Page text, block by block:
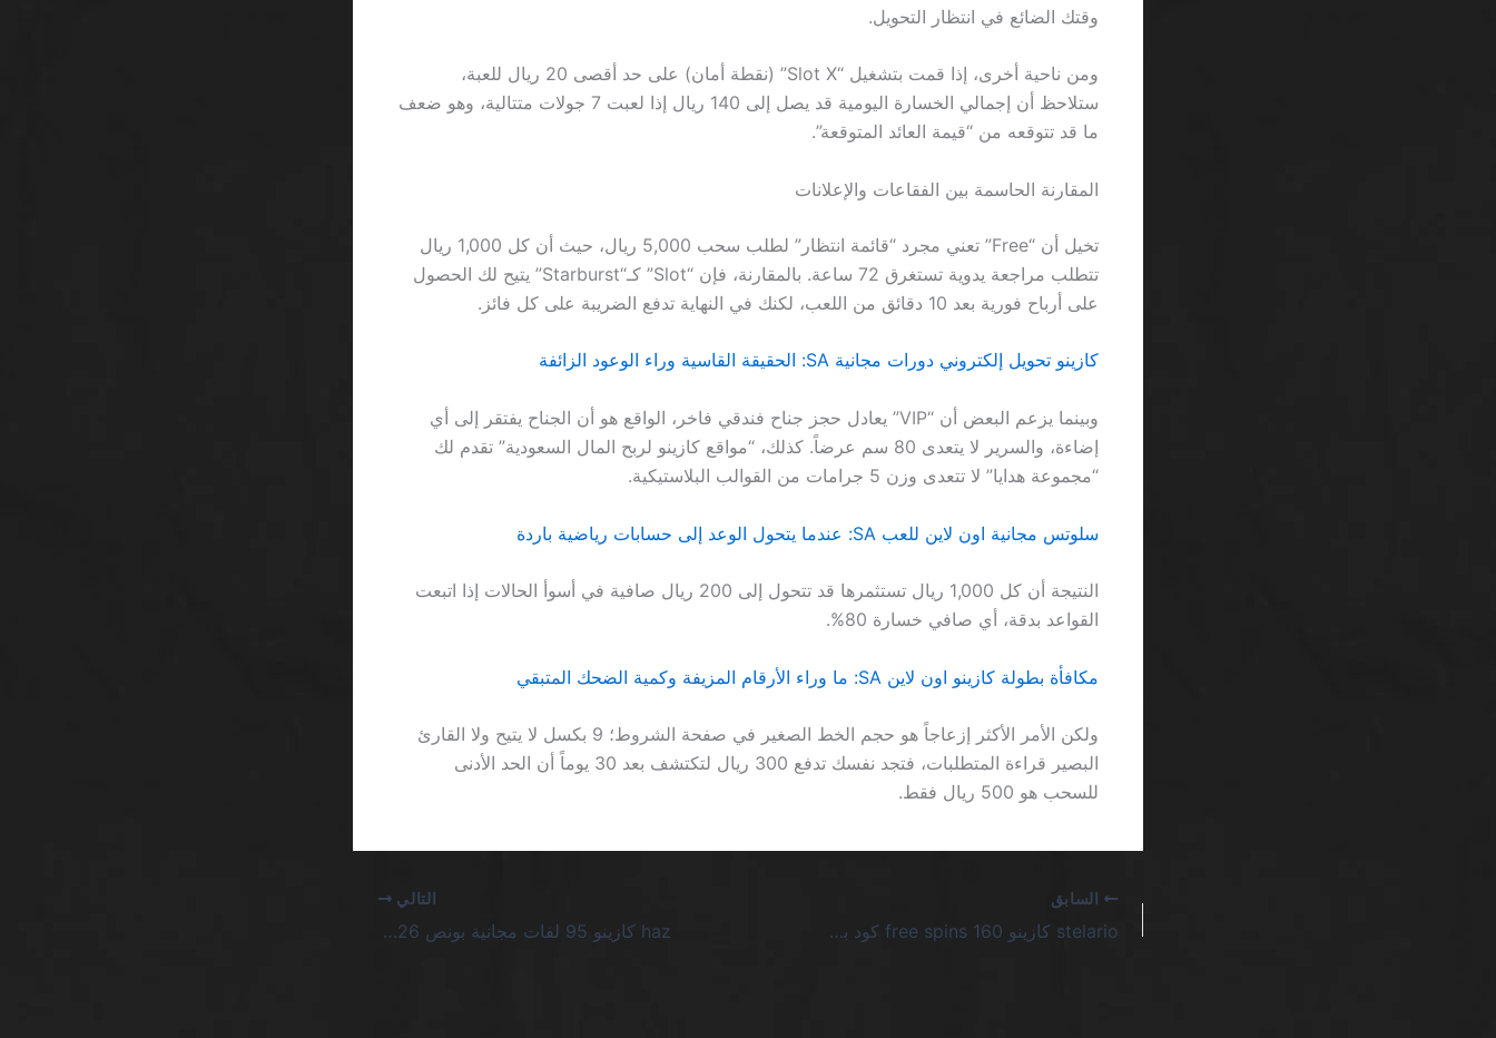
وقتك الضائع في انتظار التحويل.
ومن ناحية أخرى، إذا قمت بتشغيل “Slot X” (نقطة أمان) على حد أقصى 20 ريال للعبة،
ستلاحظ أن إجمالي الخسارة اليومية قد يصل إلى 140 ريال إذا لعبت 7 جولات متتالية، وهو ضعف
ما قد تتوقعه من “قيمة العائد المتوقعة”.
المقارنة الحاسمة بين الفقاعات والإعلانات
تخيل أن “Free” تعني مجرد “قائمة انتظار” لطلب سحب 5,000 ريال، حيث أن كل 1,000 ريال
تتطلب مراجعة يدوية تستغرق 72 ساعة. بالمقارنة، فإن “Slot” كـ“Starburst” يتيح لك الحصول
على أرباح فورية بعد 10 دقائق من اللعب، لكنك في النهاية تدفع الضريبة على كل فائز.
كازينو تحويل إلكتروني دورات مجانية SA: الحقيقة القاسية وراء الوعود الزائفة
وبينما يزعم البعض أن “VIP” يعادل حجز جناح فندقي فاخر، الواقع هو أن الجناح يفتقر إلى أي
إضاءة، والسرير لا يتعدى 80 سم عرضاً. كذلك، “مواقع كازينو لربح المال السعودية” تقدم لك
“مجموعة هدايا” لا تتعدى وزن 5 جرامات من القوالب البلاستيكية.
سلوتس مجانية اون لاين للعب SA: عندما يتحول الوعد إلى حسابات رياضية باردة
النتيجة أن كل 1,000 ريال تستثمرها قد تتحول إلى 200 ريال صافية في أسوأ الحالات إذا اتبعت
القواعد بدقة، أي صافي خسارة 80%.
مكافأة بطولة كازينو اون لاين SA: ما وراء الأرقام المزيفة وكمية الضحك المتبقي
ولكن الأمر الأكثر إزعاجاً هو حجم الخط الصغير في صفحة الشروط؛ 9 بكسل لا يتيح ولا القارئ
البصير قراءة المتطلبات، فتجد نفسك تدفع 300 ريال لتكتشف بعد 30 يوماً أن الحد الأدنى
للسحب هو 500 ريال فقط.
السابق
stelario كازينو 160 free spins كود بونص 2026: صدمة الأرقام لا تُستَحسن
التالي
haz كازينو 95 لفات مجانية بونص 2026: عندما يصبح الوعود مجرد أرقام مخنوقة